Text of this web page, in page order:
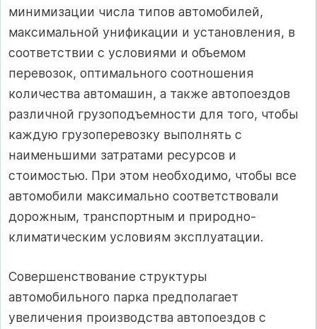
минимизации числа типов автомобилей,
максимальной унификации и установления, в
соответствии с условиями и объемом
перевозок, оптимального соотношения
количества автомашин, а также автопоездов
различной грузоподъемности для того, чтобы
каждую грузоперевозку выполнять с
наименьшими затратами ресурсов и
стоимостью. При этом необходимо, чтобы все
автомобили максимально соответствовали
дорожным, транспортным и природно-
климатическим условиям эксплуатации.
Совершенствование структуры
автомобильного парка предполагает
увеличения производства автопоездов с